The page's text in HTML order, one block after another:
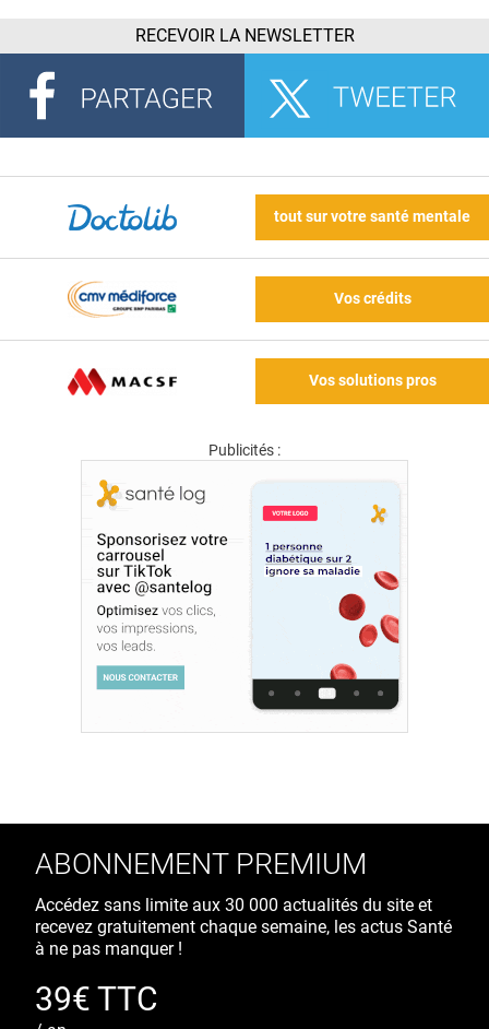
RECEVOIR LA NEWSLETTER
tout sur votre santé mentale
Vos crédits
Vos solutions pros
Publicités :
ABONNEMENT PREMIUM
Accédez sans limite aux 30 000 actualités du site et
recevez gratuitement chaque semaine, les actus Santé
à ne pas manquer !
39€ TTC